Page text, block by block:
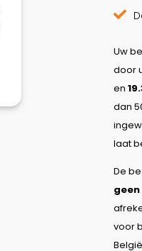
Uw
door
en
dan
laat
De
voor